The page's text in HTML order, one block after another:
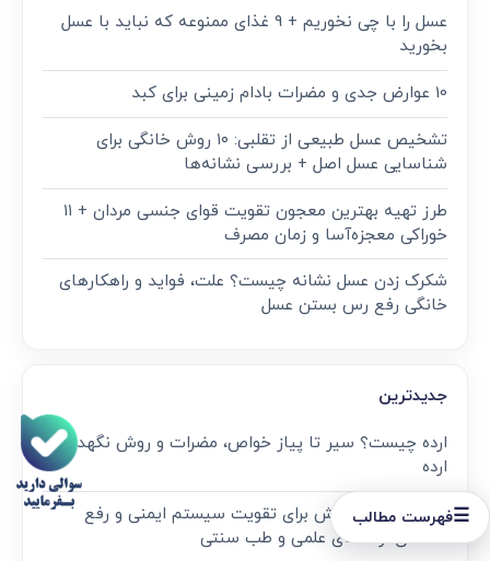
عسل را با چی نخوریم + 9 غذای ممنوعه که نباید با عسل
بخورید
10 عوارض جدی و مضرات بادام زمینی برای کبد
تشخیص عسل طبیعی از تقلبی: ۱۰ روش خانگی برای
شناسایی عسل اصل + بررسی نشانه‌ها
طرز تهیه بهترین معجون تقویت قوای جنسی مردان + ۱۱
خوراکی معجزه‌آسا و زمان مصرف
شکرک زدن عسل نشانه چیست؟ علت، فواید و راهکارهای
خانگی رفع رس بستن عسل
جدیدترین
ارده چیست؟ سیر تا پیاز خواص، مضرات و روش نگهداری
ارده
معجون قوت‌ بخش برای تقویت سیستم ایمنی و رفع
خستگی؛ راهنمای علمی و طب سنتی
☰فهرست مطالب